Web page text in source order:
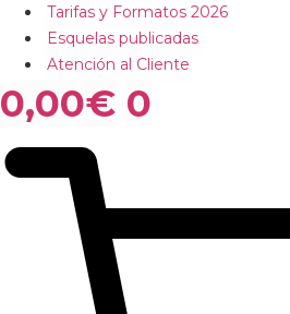
Tarifas y Formatos 2026
Esquelas publicadas
Atención al Cliente
0,00€ 0